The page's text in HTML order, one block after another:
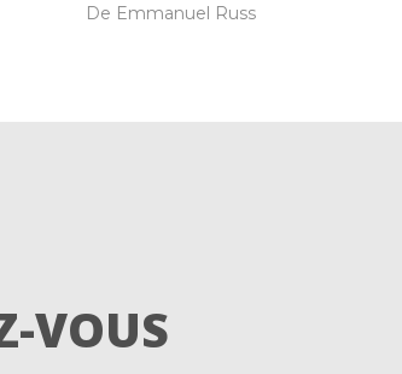
De Emmanuel Russ
VOUS